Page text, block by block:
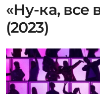
«Ну-ка, все
(2023)